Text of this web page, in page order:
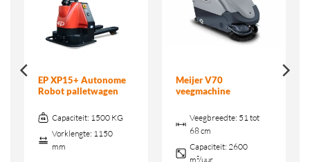
EP XP15+ Autonome
Robot palletwagen
Capaciteit: 1500 KG
Vorklengte: 1150
mm
Meijer V70
veegmachine
Veegbreedte: 51 tot
68 cm
Capaciteit: 2600
m²/uur